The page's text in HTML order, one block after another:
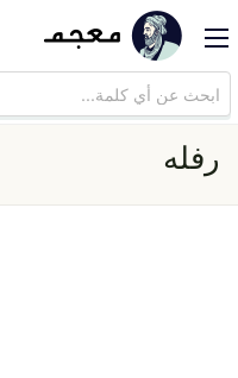
رفله